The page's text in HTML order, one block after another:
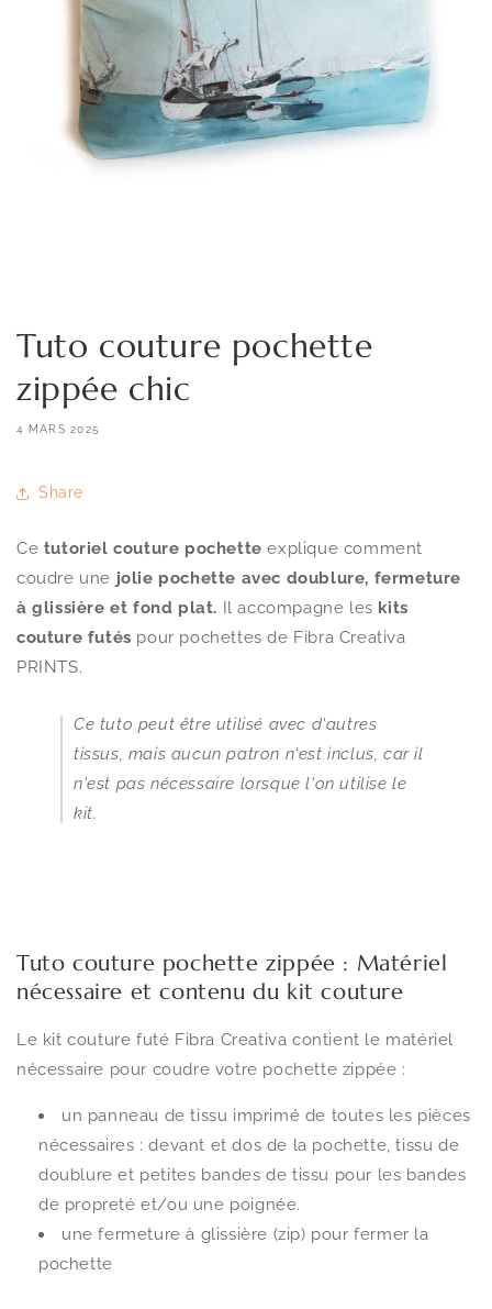
Tuto couture pochette
zippée chic
4 MARS 2025
Share
Ce tutoriel couture pochetteexplique comment
coudre une jolie pochette avec doublure, fermeture
à glissière et fond plat. Il accompagne les kits
couture futés pour pochettes de Fibra Creativa
PRINTS.
Ce tuto peut être utilisé avec d'autres
tissus, mais aucun patron n'est inclus, car il
n'est pas nécessaire lorsque l'on utilise le
kit.
Tuto couture pochette zippée : Matériel
nécessaire et contenu du kit couture
Le kit couture futé Fibra Creativa contient le matériel
nécessaire pour coudre votre pochette zippée :
un panneau de tissu imprimé de toutes les pièces
nécessaires : devant et dos de la pochette, tissu de
doublure et petites bandes de tissu pour les bandes
de propreté et/ou une poignée.
une fermeture à glissière (zip) pour fermer la
pochette